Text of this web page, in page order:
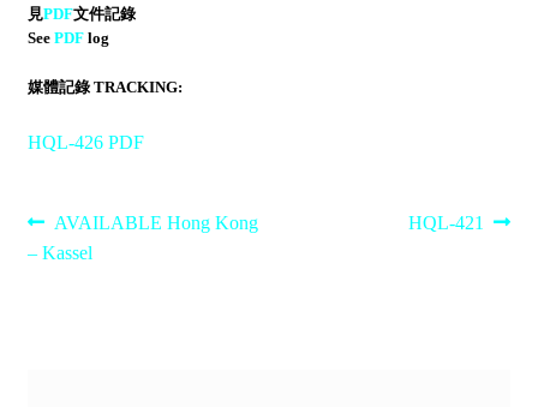
見PDF文件記錄
See PDFlog
媒體記錄 TRACKING:
HQL-426 PDF
Post
navigation
Previous
post:
AVAILABLE Hong Kong
– Kassel
Next
HQL-421